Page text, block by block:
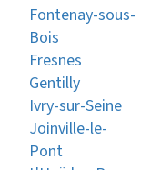
Fontenay-sous-
Bois
Fresnes
Gentilly
Ivry-sur-Seine
Joinville-le-
Pont